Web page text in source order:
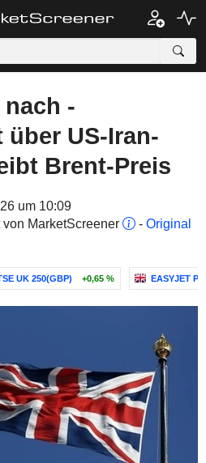
-
US-Iran-
Brent-Preis
um 10:09
MarketScreener
- Original
UK 250(GBP) +0,65 % EASYJET